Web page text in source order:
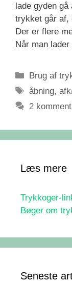
lade gyden
trykket går af,
Der er flere
Når man
Kategorier
Brug af
Tags
åbning,
2
Læs mere
Trykkoger-
Bøger om
Seneste